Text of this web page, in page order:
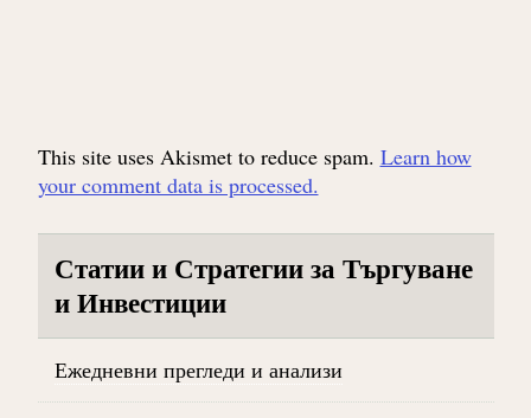
This site uses Akismet to reduce spam. Learn how
your comment data is processed.
Статии и Стратегии за Търгуване
и Инвестиции
Ежедневни прегледи и анализи